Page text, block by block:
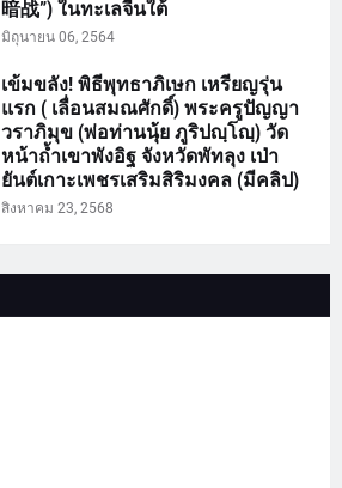
暗战”) ในทะเลจีนใต้
มิถุนายน 06, 2564
เข้มขลัง! พิธีพุทธาภิเษก เหรียญรุ่น
แรก ( เลื่อนสมณศักดิ์) พระครูปัญญา
วราภิมุข (พ่อท่านนุ้ย ภูริปญฺโญฺ) วัด
หน้าถ้ำเขาพังอิฐ จังหวัดพัทลุง เป่า
ยันต์เกาะเพชรเสริมสิริมงคล (มีคลิป)
สิงหาคม 23, 2568